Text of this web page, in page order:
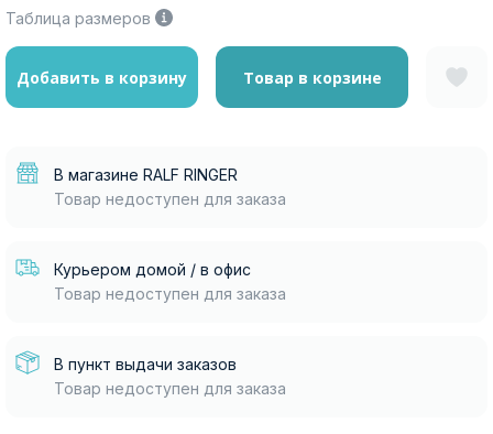
Таблица размеров
Добавить в корзину Товар в корзине
В магазине RALF RINGER
Товар недоступен для заказа
Курьером домой / в офис
Товар недоступен для заказа
В пункт выдачи заказов
Товар недоступен для заказа